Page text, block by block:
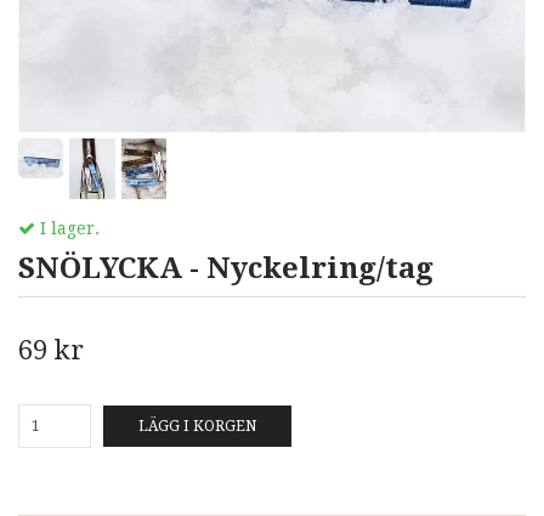
I lager.
SNÖLYCKA - Nyckelring/tag
69 kr
LÄGG I KORGEN